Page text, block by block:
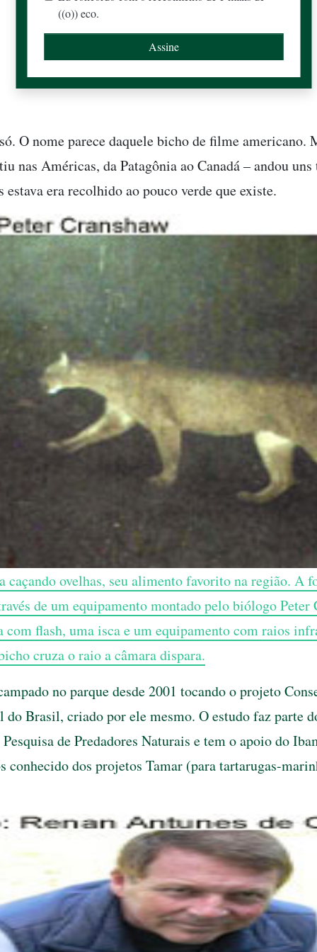
((o)) eco.
O nome parece daquele bicho de filme americano.
nas Américas, da Patagônia ao Canadá – andou uns
estava era recolhido ao pouco verde que existe.
caçando ovelhas, seu alimento favorito na região. A
de um equipamento montado pelo biólogo Peter
com flash, uma isca e um equipamento com raios
cruza o raio a câmara dispara.
no parque desde 2001 tocando o projeto
do Brasil, criado por ele mesmo. O estudo faz parte
de Predadores Naturais e tem o apoio do
conhecido dos projetos Tamar (para tartarugas-